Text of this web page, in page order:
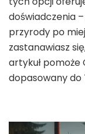
doświadczenia
przyrody po
zastanawiasz
artykuł
dopasowany do